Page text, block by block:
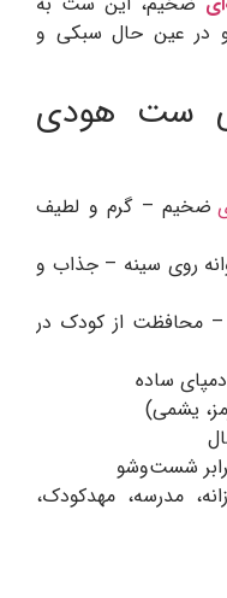
در عین حال سبکی و
ست هودی
ضخیم – گرم و لطیف
روی سینه – جذاب و
– محافظت از کودک در
ساده
یشمی)
شست‌وشو
مدرسه، مهدکودک،